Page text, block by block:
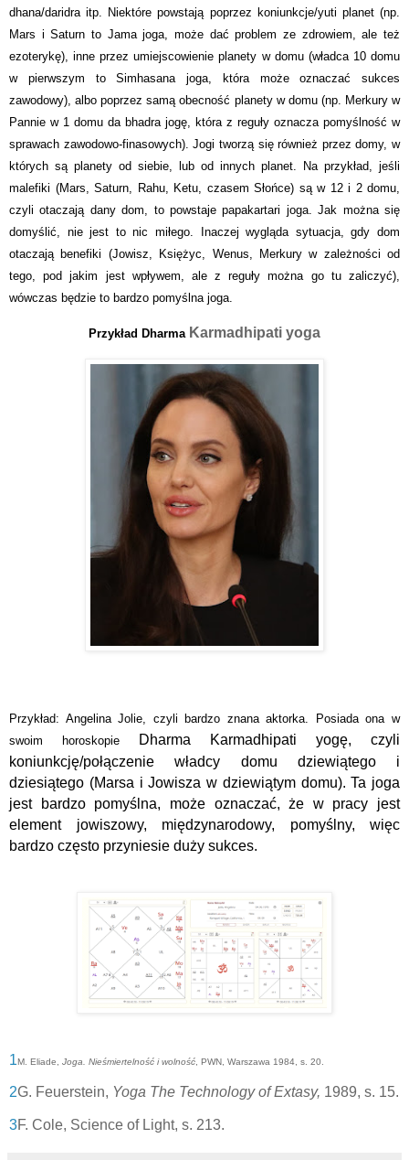
dhana/daridra itp. Niektóre powstają poprzez koniunkcje/yuti planet (np.
Mars i Saturn to Jama joga, może dać problem ze zdrowiem, ale też
ezoterykę), inne przez umiejscowienie planety w domu (władca 10 domu
w pierwszym to Simhasana joga, która może oznaczać sukces
zawodowy),albo poprzez samą obecność planety w domu (np. Merkury w
Pannie w 1 domu da bhadra jogę, która z reguły oznacza pomyślność w
sprawach zawodowo-finasowych). Jogi tworzą się również przez domy, w
których są planety od siebie, lub od innych planet. Na przykład, jeśli
malefiki (Mars, Saturn, Rahu, Ketu, czasem Słońce) są w 12 i 2 domu,
czyli otaczają dany dom, to powstaje papakartari joga. Jak można się
domyślić, nie jest to nic miłego. Inaczej wygląda sytuacja, gdy dom
otaczają benefiki (Jowisz, Księżyc, Wenus, Merkury w zależności od
tego, pod jakim jest wpływem, ale z reguły można go tu zaliczyć),
wówczas będzie to bardzo pomyślna joga.
Przykład Dharma Karmadhipati yoga
Przykład: Angelina Jolie, czyli bardzo znana aktorka. Posiada ona w
swoim horoskopie
Dharma Karmadhipati yogę, czyli
koniunkcję/połączenie władcy domu dziewiątego i
dziesiątego (Marsa i Jowisza w dziewiątym domu). Ta joga
jest bardzo pomyślna, może oznaczać, że w pracy jest
element jowiszowy, międzynarodowy, pomyślny, więc
bardzo często przyniesie duży sukces.
1M. Eliade, Joga. Nieśmiertelność i wolność , PWN, Warszawa 1984, s. 20.
2G. Feuerstein, Yoga The Technology of Extasy, 1989, s. 15.
3F. Cole, Science of Light, s. 213.